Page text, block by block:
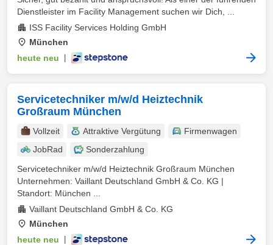
Dienstleister im Facility Management suchen wir Dich, ...
ISS Facility Services Holding GmbH
München
heute neu
Servicetechniker m/w/d Heiztechnik
Großraum München
Vollzeit Attraktive Vergütung
Firmenwagen
JobRad
Sonderzahlung
Servicetechniker m/w/d Heiztechnik Großraum München
Unternehmen: Vaillant Deutschland GmbH & Co. KG |
Standort: München ...
Vaillant Deutschland GmbH & Co. KG
München
heute neu